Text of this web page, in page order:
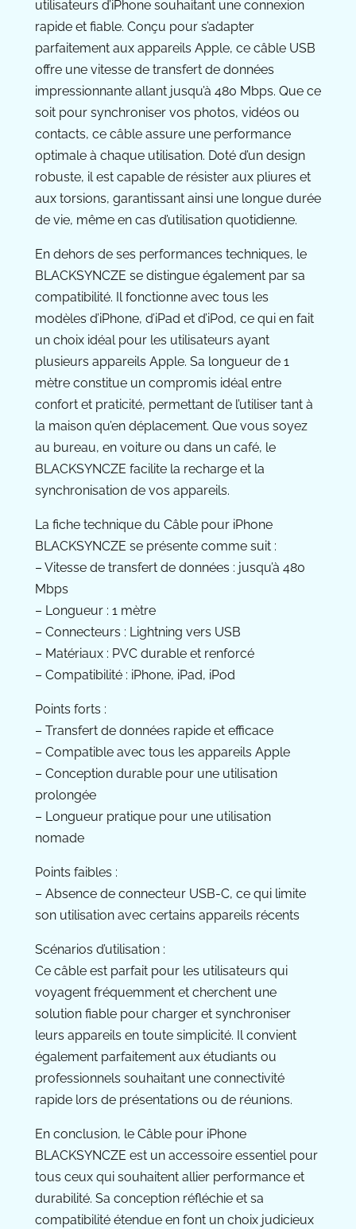
utilisateurs d’iPhone souhaitant une connexion
rapide et fiable. Conçu pour s’adapter
parfaitement aux appareils Apple, ce câble USB
offre une vitesse de transfert de données
impressionnante allant jusqu’à 480 Mbps. Que ce
soit pour synchroniser vos photos, vidéos ou
contacts, ce câble assure une performance
optimale à chaque utilisation. Doté d’un design
robuste, il est capable de résister aux pliures et
aux torsions, garantissant ainsi une longue durée
de vie, même en cas d’utilisation quotidienne.
En dehors de ses performances techniques, le
BLACKSYNCZE se distingue également par sa
compatibilité. Il fonctionne avec tous les
modèles d’iPhone, d’iPad et d’iPod, ce qui en fait
un choix idéal pour les utilisateurs ayant
plusieurs appareils Apple. Sa longueur de 1
mètre constitue un compromis idéal entre
confort et praticité, permettant de l’utiliser tant à
la maison qu’en déplacement. Que vous soyez
au bureau, en voiture ou dans un café, le
BLACKSYNCZE facilite la recharge et la
synchronisation de vos appareils.
La fiche technique du Câble pour iPhone
BLACKSYNCZE se présente comme suit :
– Vitesse de transfert de données : jusqu’à 480
Mbps
– Longueur : 1 mètre
– Connecteurs : Lightning vers USB
– Matériaux : PVC durable et renforcé
– Compatibilité : iPhone, iPad, iPod
Points forts :
– Transfert de données rapide et efficace
– Compatible avec tous les appareils Apple
– Conception durable pour une utilisation
prolongée
– Longueur pratique pour une utilisation
nomade
Points faibles :
– Absence de connecteur USB-C, ce qui limite
son utilisation avec certains appareils récents
Scénarios d’utilisation :
Ce câble est parfait pour les utilisateurs qui
voyagent fréquemment et cherchent une
solution fiable pour charger et synchroniser
leurs appareils en toute simplicité. Il convient
également parfaitement aux étudiants ou
professionnels souhaitant une connectivité
rapide lors de présentations ou de réunions.
En conclusion, le Câble pour iPhone
BLACKSYNCZE est un accessoire essentiel pour
tous ceux qui souhaitent allier performance et
durabilité. Sa conception réfléchie et sa
compatibilité étendue en font un choix judicieux